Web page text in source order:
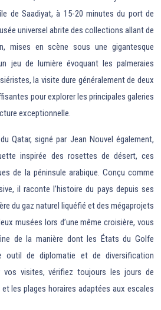
de Saadiyat, à 15-20 minutes du port de
universel abrite des collections allant de
mises en scène sous une gigantesque
jeu de lumière évoquant les palmeraies
la visite dure généralement de deux
pour explorer les principales galeries
exceptionnelle.
Qatar, signé par Jean Nouvel également,
inspirée des rosettes de désert, ces
de la péninsule arabique. Conçu comme
il raconte l’histoire du pays depuis ses
du gaz naturel liquéfié et des mégaprojets
musées lors d’une même croisière, vous
de la manière dont les États du Golfe
outil de diplomatie et de diversification
vos visites, vérifiez toujours les jours de
les plages horaires adaptées aux escales